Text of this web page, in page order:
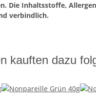
Die Inhaltsstoffe,
verbindlich.
kauften dazu